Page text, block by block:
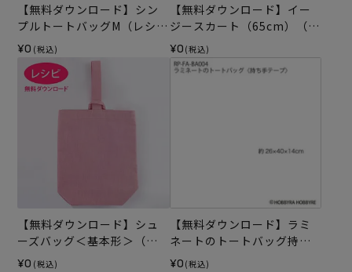
【無料ダウンロード】シン
プルトートバッグM（レシ
ピ）
¥0 (税込)
【無料ダウンロード】イー
ジースカート（65cm）（レ
シピ）
¥0 (税込)
【無料ダウンロード】シュ
ーズバッグ＜基本形＞（レ
シピ）
¥0 (税込)
【無料ダウンロード】ラミ
ネートのトートバッグ持ち
手テープ（レシピ）
¥0 (税込)